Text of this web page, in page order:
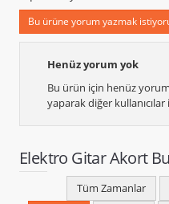
Bu ürüne yorum yazmak
Henüz yorum yok
Bu ürün için henüz
yaparak diğer
Elektro Gitar Akort
Tüm Zamanlar